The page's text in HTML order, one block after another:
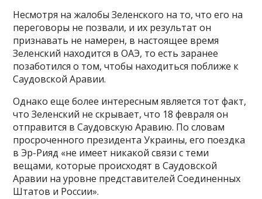
Несмотря на жалобы Зеленского на то, что его на
переговоры не позвали, и их результат он
признавать не намерен, в настоящее время
Зеленский находится в ОАЭ, то есть заранее
позаботился о том, чтобы находиться поближе к
Саудовской Аравии.
Однако еще более интересным является тот факт,
что Зеленский не скрывает, что 18 февраля он
отправится в Саудовскую Аравию. По словам
просроченного президента Украины, его поездка
в Эр-Рияд «не имеет никакой связи с теми
вещами, которые происходят в Саудовской
Аравии на уровне представителей Соединенных
Штатов и России».